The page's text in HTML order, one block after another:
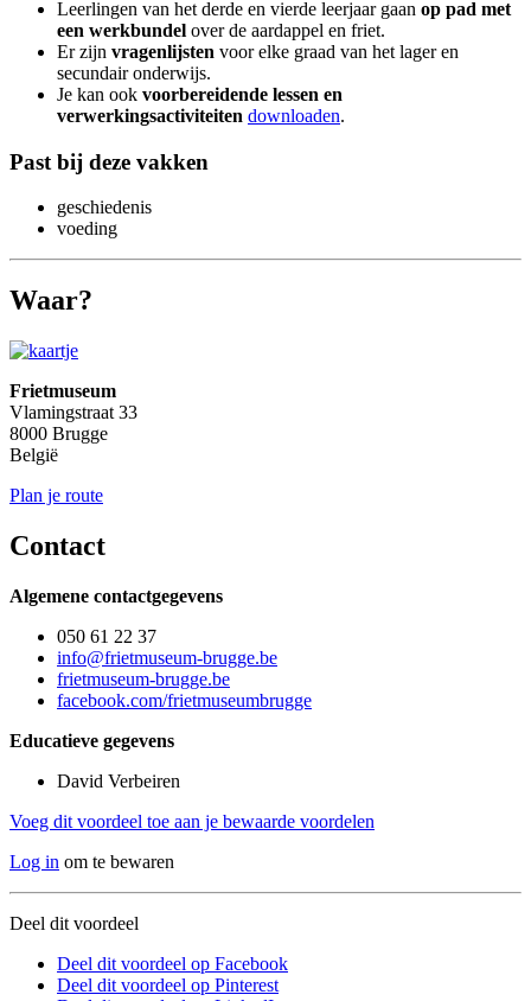
Leerlingen van het derde en vierde leerjaar gaan op pad met
een werkbundel over de aardappel en friet.
Er zijn vragenlijsten voor elke graad van het lager en
secundair onderwijs.
Je kan ook voorbereidende lessen en
verwerkingsactiviteiten downloaden.
Past bij deze vakken
geschiedenis
voeding
Waar?
Frietmuseum
Vlamingstraat 33
8000 Brugge
België
Plan je route
Contact
Algemene contactgegevens
050 61 22 37
info@frietmuseum-brugge.be
frietmuseum-brugge.be
facebook.com/frietmuseumbrugge
Educatieve gegevens
David Verbeiren
Voeg dit voordeel toe aan je bewaarde voordelen
Log in om te bewaren
Deel dit voordeel
Deel dit voordeel op Facebook
Deel dit voordeel op Pinterest